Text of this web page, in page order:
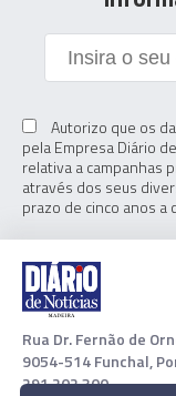
Autorizo que os
pela Empresa Diário
relativa a campanhas
através dos seus
prazo de cinco anos a
Rua Dr. Fernão de
9054-514 Funchal,
291 202 300